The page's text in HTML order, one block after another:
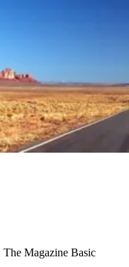
The Magazine Basic